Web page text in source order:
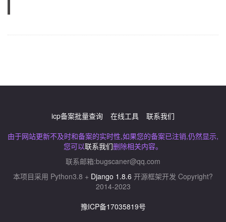
icp备案批量查询 在线工具
联系我们
由于网站更新不及时和备案的实时性,如果您的备案已注销,仍然显示,
您可以联系我们删除相关内容。
联系邮箱:bugscaner@qq.com
本项目采用 Python3.8 + Django 1.8.6 开源框架开发 Copyright?
2014-2023
豫ICP备17035819号